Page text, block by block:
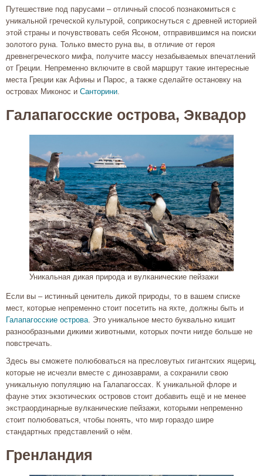
Путешествие под парусами – отличный способ познакомиться с
уникальной греческой культурой, соприкоснуться с древней историей
этой страны и почувствовать себя Ясоном, отправившимся на поиски
золотого руна. Только вместо руна вы, в отличие от героя
древнегреческого мифа, получите массу незабываемых впечатлений
от Греции. Непременно включите в свой маршрут такие интересные
места Греции как Афины и Парос, а также сделайте остановку на
островах Миконос и Санторини.
Галапагосские острова, Эквадор
Уникальная дикая природа и вулканические пейзажи
Если вы – истинный ценитель дикой природы, то в вашем списке
мест, которые непременно стоит посетить на яхте, должны быть и
Галапагосские острова . Это уникальное место буквально кишит
разнообразными дикими животными, которых почти нигде больше не
повстречать.
Здесь вы сможете полюбоваться на пресловутых гигантских ящериц,
которые не исчезли вместе с динозаврами, а сохранили свою
уникальную популяцию на Галапагоссах. К уникальной флоре и
фауне этих экзотических островов стоит добавить ещё и не менее
экстраординарные вулканические пейзажи, которыми непременно
стоит полюбоваться, чтобы понять, что мир гораздо шире
стандартных представлений о нём.
Гренландия